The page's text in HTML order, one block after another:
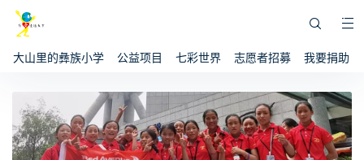
大山里的彝族小学 公益项目 七彩世界 志愿者招募 我要捐助